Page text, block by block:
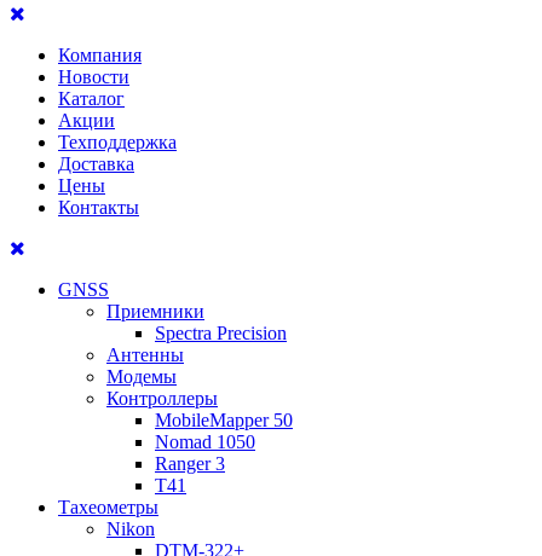
Компания
Новости
Каталог
Акции
Техподдержка
Доставка
Цены
Контакты
GNSS
Приемники
Spectra Precision
Антенны
Модемы
Контроллеры
MobileMapper 50
Nomad 1050
Ranger 3
T41
Тахеометры
Nikon
DTM-322+